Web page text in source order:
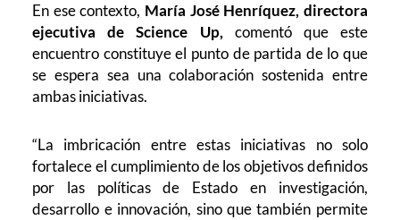
En ese contexto, María José Henríquez, directora
ejecutiva de Science Up, comentó que este
encuentro constituye el punto de partida de lo que
se espera sea una colaboración sostenida entre
ambas iniciativas.
“La imbricación entre estas iniciativas no solo
fortalece el cumplimiento de los objetivos definidos
por las políticas de Estado en investigación,
desarrollo e innovación, sino que también permite